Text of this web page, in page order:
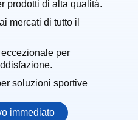
prodotti di alta qualità.
mercati di tutto il
per
soluzioni sportive
immediato